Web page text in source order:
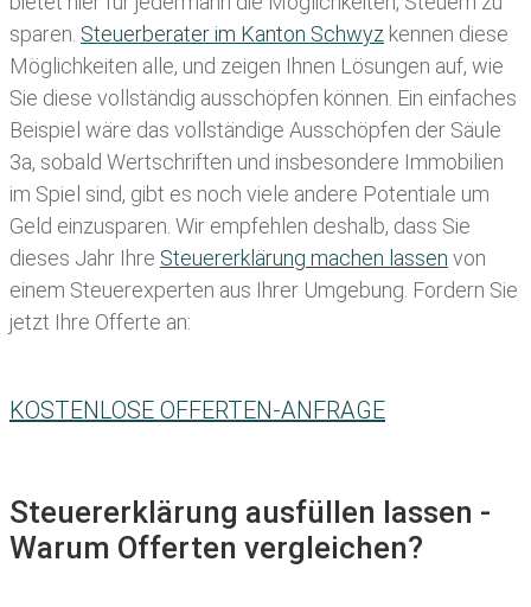
sparen. Steuerberater im K anton Schwyz kennen diese
Möglichkeiten alle, und zeigen Ihnen Lösungen auf, wie
Sie diese vollständig ausschöpfen können. Ein einfaches
Beispiel wäre das vollständige Ausschöpfen der Säule
3a, sobald Wertschriften und insbesondere Immobilien
im Spiel sind, gibt es noch viele andere Potentiale um
Geld einzusparen. Wir empfehlen deshalb, dass Sie
dieses Jahr Ihre Steuererklärung machen lassen von
einem Steuerexperten aus Ihrer Umgebung. Fordern Sie
jetzt Ihre Offerte an:
KOSTENLOSE OFFERTEN-ANFRAGE
Steuererklärung ausfüllen lassen -
Warum Offerten vergleichen?